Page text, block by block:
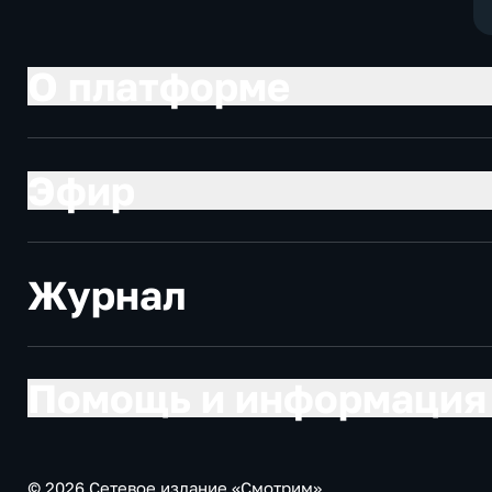
Журнал
© 2026 Сетевое издание «Смотрим»